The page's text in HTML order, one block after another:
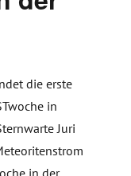
die erste
in
Juri